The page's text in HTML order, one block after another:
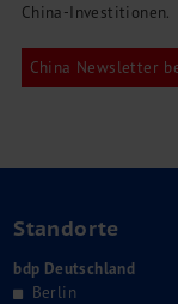
China-Investitionen.
China Newsletter
Standorte
bdp Deutschland
Berlin